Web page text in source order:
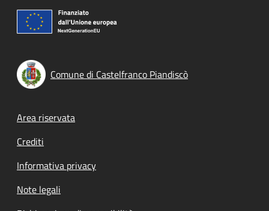
Comune di Castelfranco Piandiscò
Footer menu
Area riservata
Crediti
Informativa privacy
Note legali